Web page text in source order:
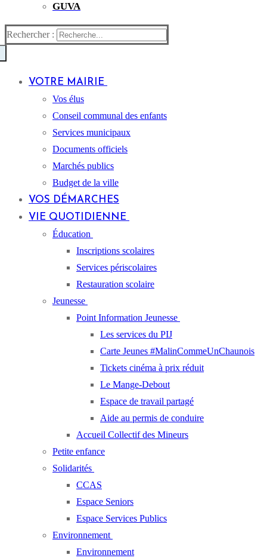
GUVA
Rechercher :
VOTRE MAIRIE
Vos élus
Conseil communal des enfants
Services municipaux
Documents officiels
Marchés publics
Budget de la ville
VOS DÉMARCHES
VIE QUOTIDIENNE
Éducation
Inscriptions scolaires
Services périscolaires
Restauration scolaire
Jeunesse
Point Information Jeunesse
Les services du PIJ
Carte Jeunes #MalinCommeUnChaunois
Tickets cinéma à prix réduit
Le Mange-Debout
Espace de travail partagé
Aide au permis de conduire
Accueil Collectif des Mineurs
Petite enfance
Solidarités
CCAS
Espace Seniors
Espace Services Publics
Environnement
Environnement